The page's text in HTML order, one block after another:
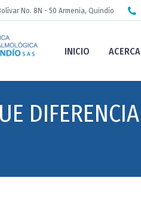
No. 8N - 50 Armenia, Quindío
INICIO